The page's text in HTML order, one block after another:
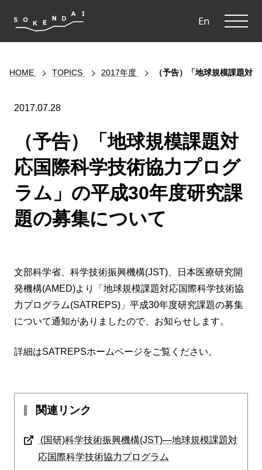
En
HOME TOPICS 2017年度 （予告）「地球規模課題対
2017.07.28
（予告）「地球規模課題対
応国際科学技術協力プログ
ラム」の平成30年度研究課
題の募集について
文部科学省、科学技術振興機構(JST)、日本医療研究開
発機構(AMED)より「地球規模課題対応国際科学技術協
力プログラム(SATREPS)」平成30年度研究課題の募集
について通知がありましたので、お知らせします。
詳細はSATREPSホームページをご覧ください。
関連リンク
(国研)科学技術振興機構(JST)―地球規模課題対
応国際科学技術協力プログラム